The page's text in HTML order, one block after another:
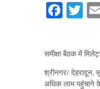
समीक्षा बैठक में
श्रीनगर/ देहरादून,
अधिक लाभ पहुंचाने के